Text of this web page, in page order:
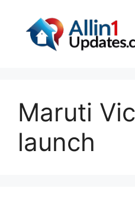
content
Maruti
launch